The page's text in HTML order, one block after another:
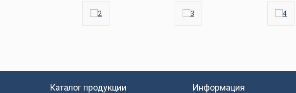
Каталог продукции Информация